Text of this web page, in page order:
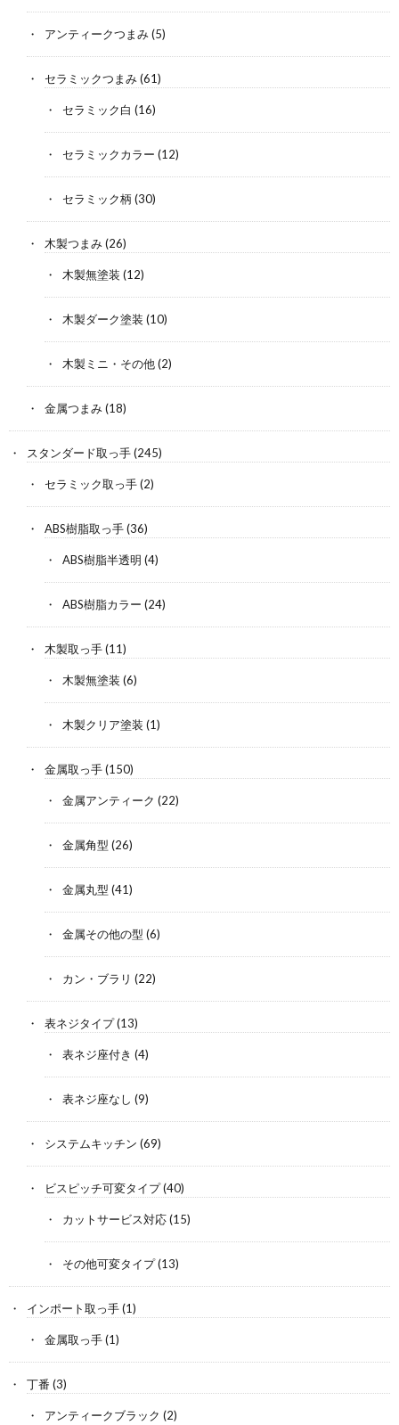
アンティークつまみ(5)
セラミックつまみ(61)
セラミック白 (16)
セラミックカラー (12)
セラミック柄 (30)
木製つまみ(26)
木製無塗装 (12)
木製ダーク塗装 (10)
木製ミニ・その他(2)
金属つまみ(18)
スタンダード取っ手(245)
セラミック取っ手(2)
ABS樹脂取っ手(36)
ABS樹脂半透明 (4)
ABS樹脂カラー (24)
木製取っ手(11)
木製無塗装 (6)
木製クリア塗装 (1)
金属取っ手(150)
金属アンティーク (22)
金属角型 (26)
金属丸型 (41)
金属その他の型 (6)
カン・ブラリ (22)
表ネジタイプ(13)
表ネジ座付き (4)
表ネジ座なし (9)
システムキッチン (69)
ビスピッチ可変タイプ(40)
カットサービス対応(15)
その他可変タイプ(13)
インポート取っ手(1)
金属取っ手(1)
丁番 (3)
アンティークブラック (2)